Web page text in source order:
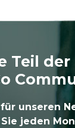
Teil der
unseren
jeden